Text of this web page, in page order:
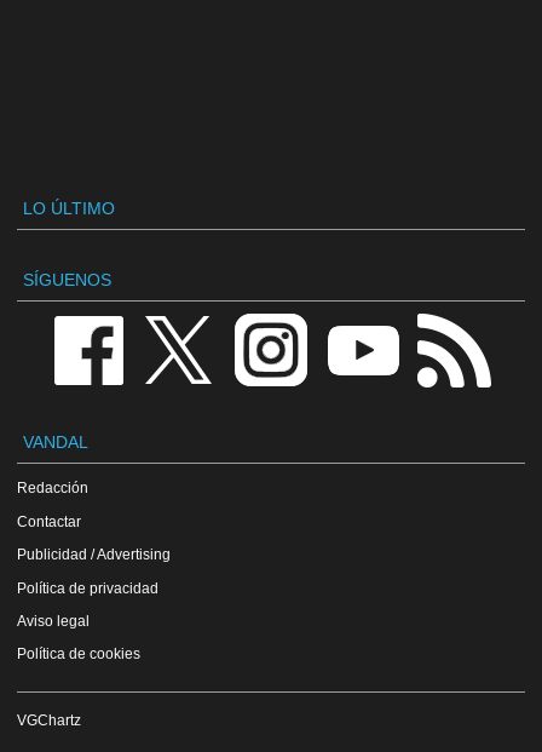
LO ÚLTIMO
SÍGUENOS
VANDAL
Redacción
Contactar
Publicidad / Advertising
Política de privacidad
Aviso legal
Política de cookies
VGChartz